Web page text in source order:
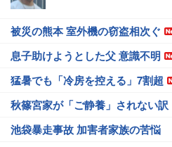
被災の熊本 室外機の窃盗相次ぐ
息子助けようとした父 意識不明
猛暑でも「冷房を控える」7割超
秋篠宮家が「ご静養」されない訳
池袋暴走事故 加害者家族の苦悩